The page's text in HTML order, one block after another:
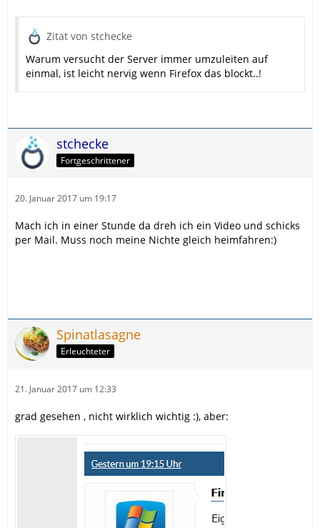
Zitat von stchecke
Warum versucht der Server immer umzuleiten auf
einmal, ist leicht nervig wenn Firefox das blockt..!
stchecke
Fortgeschrittener
20. Januar 2017 um 19:17
Mach ich in einer Stunde da dreh ich ein Video und schicks
per Mail. Muss noch meine Nichte gleich heimfahren:)
Spinatlasagne
Erleuchteter
21. Januar 2017 um 12:33
grad gesehen , nicht wirklich wichtig :), aber: